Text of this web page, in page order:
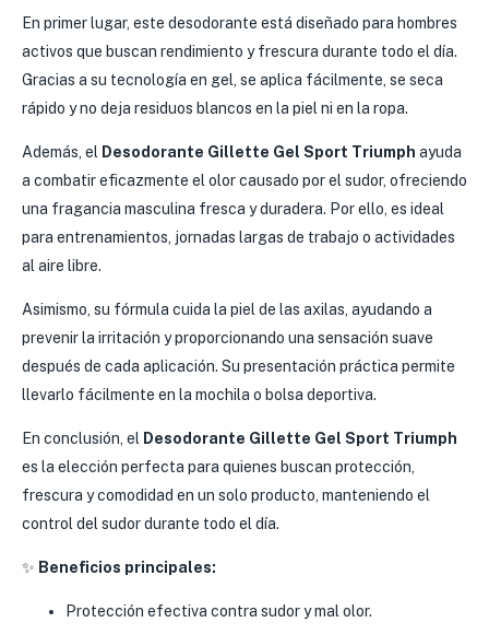
En primer lugar, este desodorante está diseñado para hombres
activos que buscan rendimiento y frescura durante todo el día.
Gracias a su tecnología en gel, se aplica fácilmente, se seca
rápido y no deja residuos blancos en la piel ni en la ropa.
Además, el Desodorante Gillette Gel Sport Triumph ayuda
a combatir eficazmente el olor causado por el sudor, ofreciendo
una fragancia masculina fresca y duradera. Por ello, es ideal
para entrenamientos, jornadas largas de trabajo o actividades
al aire libre.
Asimismo, su fórmula cuida la piel de las axilas, ayudando a
prevenir la irritación y proporcionando una sensación suave
después de cada aplicación. Su presentación práctica permite
llevarlo fácilmente en la mochila o bolsa deportiva.
En conclusión, el Desodorante Gillette Gel Sport Triumph
es la elección perfecta para quienes buscan protección,
frescura y comodidad en un solo producto, manteniendo el
control del sudor durante todo el día.
✨ Beneficios principales:
Protección efectiva contra sudor y mal olor.